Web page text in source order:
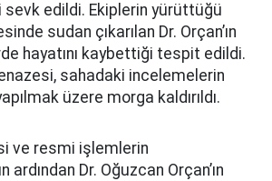
edildi. Ekiplerin yürüttüğü
sudan çıkarılan Dr. Orçan’ın
hayatını kaybettiği tespit edildi.
sahadaki incelemelerin
üzere morga kaldırıldı.
ve resmi işlemlerin
ardından Dr. Oğuzcan Orçan’ın